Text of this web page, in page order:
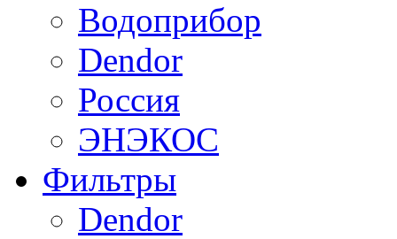
Водоприбор
Dendor
Россия
ЭНЭКОС
Фильтры
Dendor